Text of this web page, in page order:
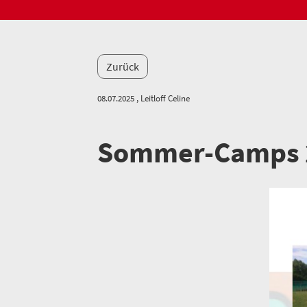
Zurück
08.07.2025 , Leitloff Celine
Sommer-Camps